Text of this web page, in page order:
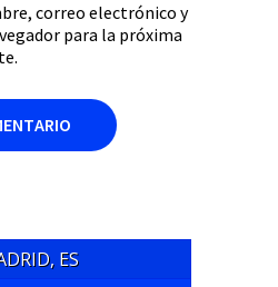
correo electrónico y
para la próxima
ES